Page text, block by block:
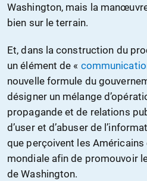
Washington, mais la
bien sur le terrain.
Et, dans la construction du
un élément de «
nouvelle formule du
désigner un mélange
propagande et de relations
d’user et d’abuser de
que perçoivent les
mondiale afin de promouvoir
de Washington.